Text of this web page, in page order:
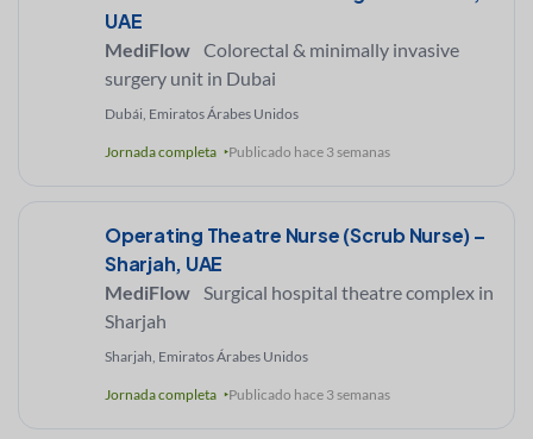
UAE
MediFlow Colorectal & minimally invasive
surgery unit in Dubai
Dubái, Emiratos Árabes Unidos
Jornada completa Publicado hace 3 semanas
Operating Theatre Nurse (Scrub Nurse) –
Sharjah, UAE
MediFlow Surgical hospital theatre complex in
Sharjah
Sharjah, Emiratos Árabes Unidos
Jornada completa Publicado hace 3 semanas